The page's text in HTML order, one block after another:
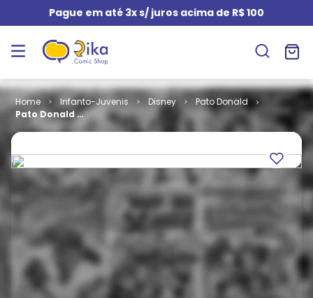
Pague em até 3x s/ juros acima de R$ 100
Infanto-Juvenis Disney
Pato Donald
Pato Donald #
1502